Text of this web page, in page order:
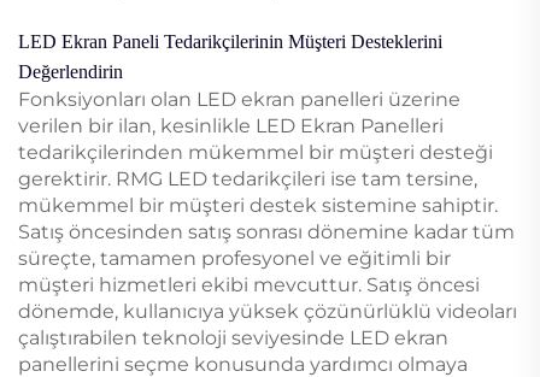
LED Ekran Paneli Tedarikçilerinin Müşteri Desteklerini
Değerlendirin
Fonksiyonları olan LED ekran panelleri üzerine
verilen bir ilan, kesinlikle LED Ekran Panelleri
tedarikçilerinden mükemmel bir müşteri desteği
gerektirir. RMG LED tedarikçileri ise tam tersine,
mükemmel bir müşteri destek sistemine sahiptir.
Satış öncesinden satış sonrası dönemine kadar tüm
süreçte, tamamen profesyonel ve eğitimli bir
müşteri hizmetleri ekibi mevcuttur. Satış öncesi
dönemde, kullanıcıya yüksek çözünürlüklü videoları
çalıştırabilen teknoloji seviyesinde LED ekran
panellerini seçme konusunda yardımcı olmaya